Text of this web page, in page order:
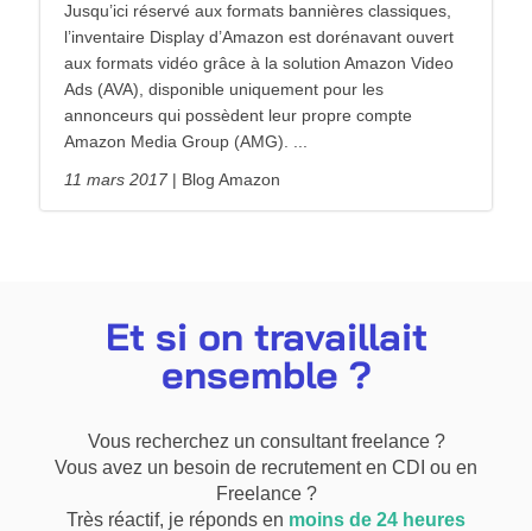
Jusqu’ici réservé aux formats bannières classiques,
l’inventaire Display d’Amazon est dorénavant ouvert
aux formats vidéo grâce à la solution Amazon Video
Ads (AVA), disponible uniquement pour les
annonceurs qui possèdent leur propre compte
Amazon Media Group (AMG). ...
11 mars 2017
Blog Amazon
Et si on travaillait
ensemble ?
Vous recherchez un consultant freelance ?
Vous avez un besoin de recrutement en CDI ou en
Freelance ?
Très réactif, je réponds en moins de 24 heures